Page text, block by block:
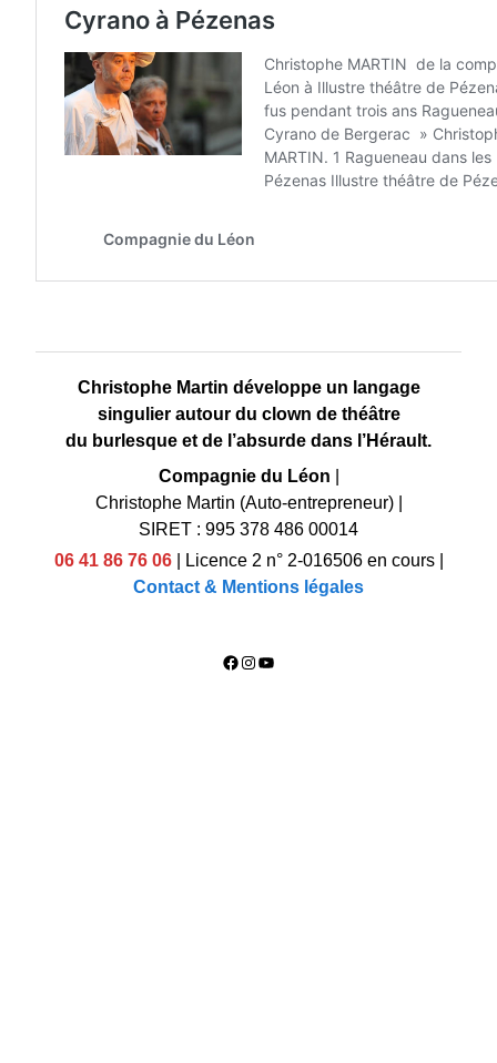
Christophe Martin développe un langage
singulier autour du clown de théâtre
du burlesque et de l’absurde dans l’Hérault.
Compagnie du Léon
Christophe Martin (Auto-entrepreneur)|
SIRET : 995 378 486 00014
06 41 86 76 06| Licence 2 n° 2-016506 en cours|
Contact & Mentions légales
Facebook
Instagram
YouTube